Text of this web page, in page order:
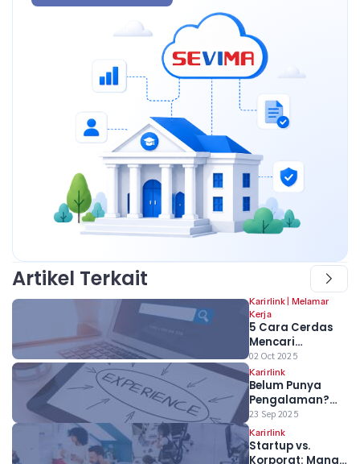
Artikel Terkait
Karirlink Melamar
Kerja
5 Cara Cerdas
Mencari
Lowongan Kerja
Tersembunyi
Bagi Fresh
Graduate
02 Oct 2025
Karirlink
Belum Punya
Pengalaman?
Bukan Masalah!
Ubah Proyek
Kuliah Jadi
Senjata Ampuh
23 Sep 2025
Karirlink
Startup vs.
Korporat: Mana